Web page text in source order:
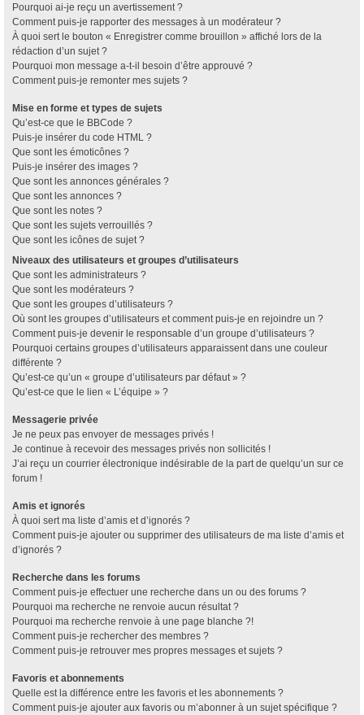
Pourquoi ai-je reçu un avertissement ?
Comment puis-je rapporter des messages à un modérateur ?
À quoi sert le bouton « Enregistrer comme brouillon » affiché lors de la
rédaction d’un sujet ?
Pourquoi mon message a-t-il besoin d’être approuvé ?
Comment puis-je remonter mes sujets ?
Mise en forme et types de sujets
Qu’est-ce que le BBCode ?
Puis-je insérer du code HTML ?
Que sont les émoticônes ?
Puis-je insérer des images ?
Que sont les annonces générales ?
Que sont les annonces ?
Que sont les notes ?
Que sont les sujets verrouillés ?
Que sont les icônes de sujet ?
Niveaux des utilisateurs et groupes d’utilisateurs
Que sont les administrateurs ?
Que sont les modérateurs ?
Que sont les groupes d’utilisateurs ?
Où sont les groupes d’utilisateurs et comment puis-je en rejoindre un ?
Comment puis-je devenir le responsable d’un groupe d’utilisateurs ?
Pourquoi certains groupes d’utilisateurs apparaissent dans une couleur
différente ?
Qu’est-ce qu’un « groupe d’utilisateurs par défaut » ?
Qu’est-ce que le lien « L’équipe » ?
Messagerie privée
Je ne peux pas envoyer de messages privés !
Je continue à recevoir des messages privés non sollicités !
J’ai reçu un courrier électronique indésirable de la part de quelqu’un sur ce
forum !
Amis et ignorés
À quoi sert ma liste d’amis et d’ignorés ?
Comment puis-je ajouter ou supprimer des utilisateurs de ma liste d’amis et
d’ignorés ?
Recherche dans les forums
Comment puis-je effectuer une recherche dans un ou des forums ?
Pourquoi ma recherche ne renvoie aucun résultat ?
Pourquoi ma recherche renvoie à une page blanche ?!
Comment puis-je rechercher des membres ?
Comment puis-je retrouver mes propres messages et sujets ?
Favoris et abonnements
Quelle est la différence entre les favoris et les abonnements ?
Comment puis-je ajouter aux favoris ou m’abonner à un sujet spécifique ?